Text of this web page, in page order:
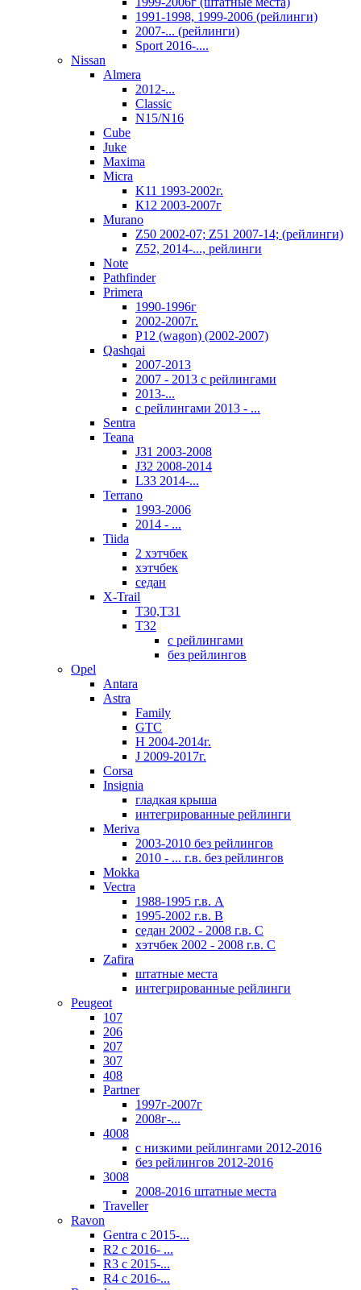
1991-1998, 1999-2006 (рейлинги)
2007-... (рейлинги)
Sport 2016-....
Nissan
Almera
2012-...
Classic
N15/N16
Cube
Juke
Maxima
Micra
K11 1993-2002г.
К12 2003-2007г
Murano
Z50 2002-07; Z51 2007-14; (рейлинги)
Z52, 2014-..., рейлинги
Note
Pathfinder
Primera
1990-1996г
2002-2007г.
P12 (wagon) (2002-2007)
Qashqai
2007-2013
2007 - 2013 с рейлингами
2013-...
с рейлингами 2013 - ...
Sentra
Teana
J31 2003-2008
J32 2008-2014
L33 2014-...
Terrano
1993-2006
2014 - ...
Tiida
2 хэтчбек
хэтчбек
седан
X-Trail
T30,T31
T32
с рейлингами
без рейлингов
Opel
Antara
Astra
Family
GTC
H 2004-2014г.
J 2009-2017г.
Corsa
Insignia
гладкая крыша
интегрированные рейлинги
Meriva
2003-2010 без рейлингов
2010 - ... г.в. без рейлингов
Mokka
Vectra
1988-1995 г.в. А
1995-2002 г.в. В
седан 2002 - 2008 г.в. С
хэтчбек 2002 - 2008 г.в. С
Zafira
штатные места
интегрированные рейлинги
Peugeot
107
206
207
307
408
Partner
1997г-2007г
2008г-...
4008
с низкими рейлингами 2012-2016
без рейлингов 2012-2016
3008
2008-2016 штатные места
Traveller
Ravon
Gentra с 2015-...
R2 с 2016- ...
R3 с 2015-...
R4 с 2016-...